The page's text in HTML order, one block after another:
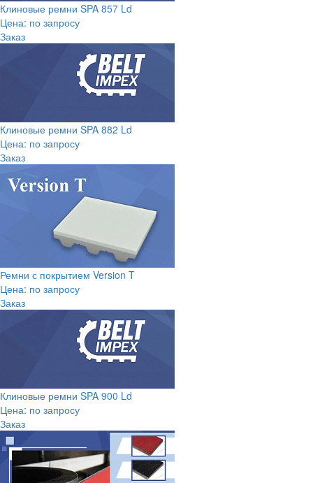
Клиновые ремни SPA 857 Ld
Цена: по запросу
Заказ
Клиновые ремни SPA 882 Ld
Цена: по запросу
Заказ
Ремни с покрытием Version T
Цена: по запросу
Заказ
Клиновые ремни SPA 900 Ld
Цена: по запросу
Заказ